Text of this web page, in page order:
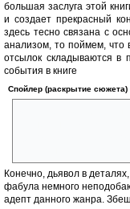
большая заслуга этой
и создает прекрасный
здесь тесно связана с
анализом, то поймем, что
отсылок складываются в
события в книге
Спойлер (раскрытие сюжета)
Конечно, дьявол в
фабула немного
адепт данного жанра.